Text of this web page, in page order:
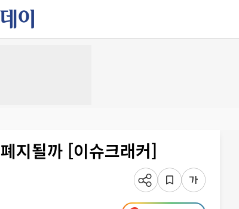
지될까 [이슈크래커]